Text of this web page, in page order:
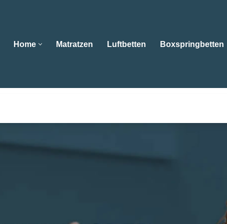
Home Matratzen Luftbetten Boxspringbetten
Ebert und 😴Wasserbetten, Matratzen,
Ebert , Ihr Schlafberater in Eußerthal. Ihre